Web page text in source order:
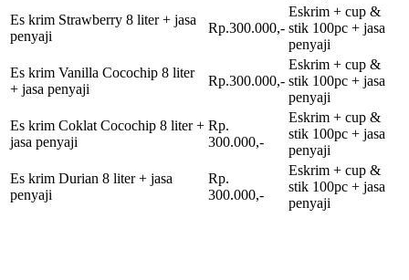
Es krim Strawberry 8 liter + jasa
penyaji
Rp.300.000,-
Eskrim + cup &
stik 100pc + jasa
penyaji
Es krim Vanilla Cocochip 8 liter
+ jasa penyaji
Rp.300.000,-
Eskrim + cup &
stik 100pc + jasa
penyaji
Es krim Coklat Cocochip 8 liter +
jasa penyaji
Rp.
300.000,-
Eskrim + cup &
stik 100pc + jasa
penyaji
Es krim Durian 8 liter + jasa
penyaji
Rp.
300.000,-
Eskrim + cup &
stik 100pc + jasa
penyaji